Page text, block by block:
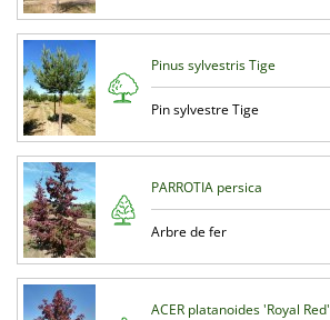
Pinus sylvestris Tige
Pin sylvestre Tige
PARROTIA persica
Arbre de fer
ACER platanoides 'Royal Red'